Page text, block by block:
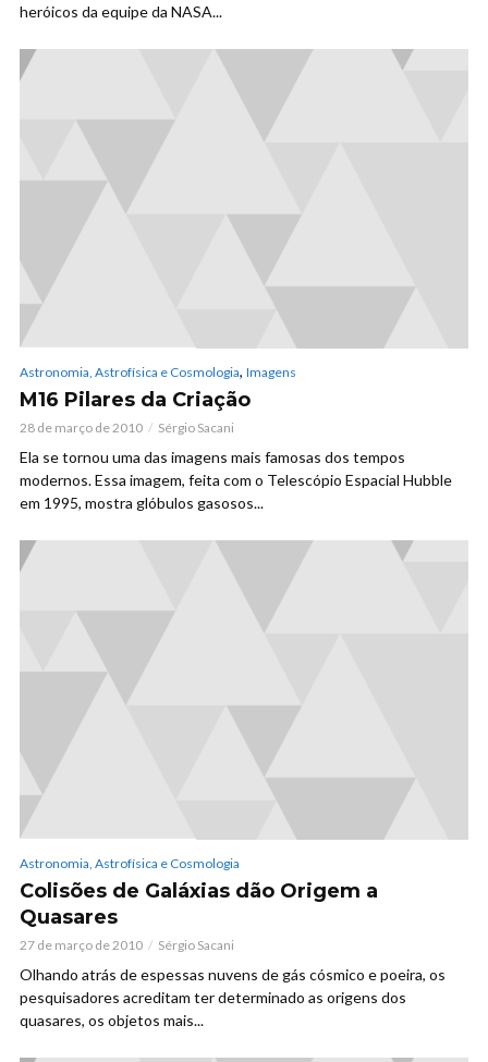
heróicos da equipe da NASA...
Astronomia, Astrofísica e Cosmologia, Imagens
M16 Pilares da Criação
28 de março de 2010 Sérgio Sacani
Ela se tornou uma das imagens mais famosas dos tempos
modernos. Essa imagem, feita com o Telescópio Espacial Hubble
em 1995, mostra glóbulos gasosos...
Astronomia, Astrofísica e Cosmologia
Colisões de Galáxias dão Origem a
Quasares
27 de março de 2010 Sérgio Sacani
Olhando atrás de espessas nuvens de gás cósmico e poeira, os
pesquisadores acreditam ter determinado as origens dos
quasares, os objetos mais...